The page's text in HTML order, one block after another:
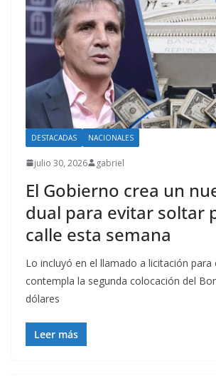
DESTACADAS NACIONALES
julio 30, 2026 gabriel
El Gobierno crea un
dual para evitar soltar
calle esta semana
Lo incluyó en el llamado a licitación para
contempla la segunda colocación del
dólares
Leer más